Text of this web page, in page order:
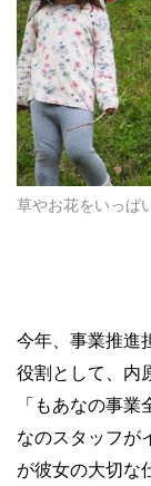
草やお花をいっぱ
今年、事業推進
役割として、内
「もあなの事
なのスタッフが
が彼女の大切な